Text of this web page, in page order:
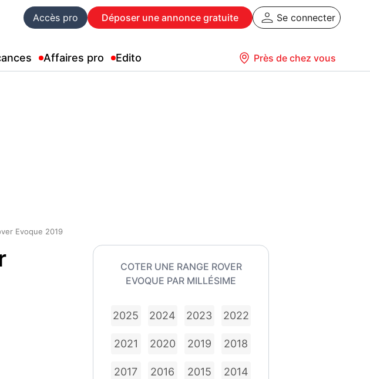
Accès pro Déposer une annonce gratuite Se connecter
Affaires pro Edito Près de chez vous
Evoque 2019
COTER UNE RANGE ROVER
EVOQUE PAR MILLÉSIME
2025 2024 2023 2022
2021 2020 2019 2018
2017 2016 2015 2014